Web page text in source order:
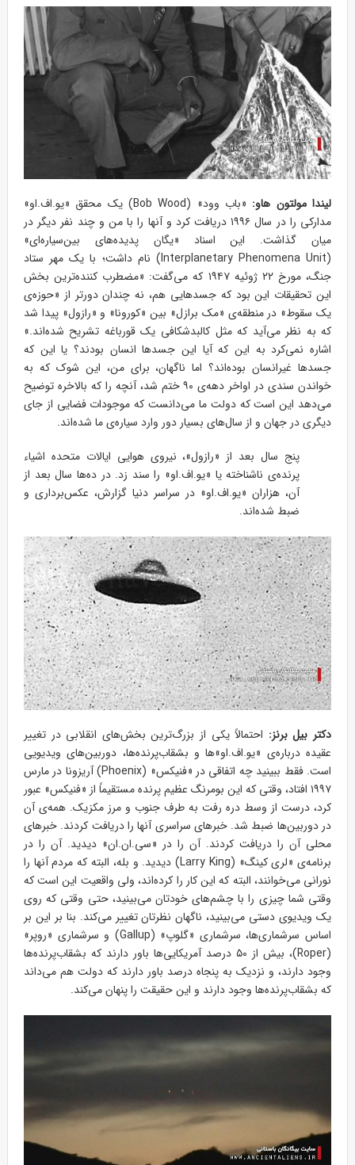
لیندا مولتون هاو:
«باب وود» (Bob Wood) یک محقق «یو.اف.او»
مدارکی را در سال ۱۹۹۶ دریافت کرد و آنها را با من و چند نفر دیگر در
میان گذاشت. این اسناد «یگان پدیده‌های بین‌سیاره‌ای»
(Interplanetary Phenomena Unit) نام داشت؛ با یک مهر ستاد
جنگ، مورخ ۲۲ ژوئیه ۱۹۴۷ که می‌گفت: «مضطرب کننده‌ترین بخش
این تحقیقات این بود که جسدهایی هم، نه چندان دورتر از «حوزه‌ی
یک سقوط» در منطقه‌ی «مک برازل» بین «کورونا» و «رازول» پیدا شد
که به نظر می‌آید که مثل کالبدشکافی یک قورباغه تشریح شده‌اند.»
اشاره نمی‌کرد به این که آیا این جسدها انسان بودند؟ یا این که
جسدها غیرانسان بوده‌اند؟ اما ناگهان، برای من، این شوک که به
خواندن سندی در اواخر دهه‌ی ۹۰ ختم شد، آنچه را که بالاخره توضیح
می‌دهد این است که دولت ما می‌دانست که موجودات فضایی از جای
دیگری در جهان و از سال‌های بسیار دور وارد سیاره‌ی ما شده‌اند.
پنج سال بعد از «رازول»، نیروی هوایی ایالات متحده اشیاء
پرنده‌ی ناشناخته یا «یو.اف.او» را سند زد. در ده‌ها سال بعد از
آن، هزاران «یو.اف.او» در سراسر دنیا گزارش، عکس‌برداری و
ضبط شده‌اند.
دکتر بیل برنز: احتمالاً یکی از بزرگ‌ترین بخش‌های انقلابی در تغییر
عقیده درباره‌ی «یو.اف.او»ها و بشقاب‌پرنده‌ها، دوربین‌های ویدیویی
است. فقط ببینید چه اتفاقی در «فنیکس» (Phoenix) آریزونا در مارس
۱۹۹۷ افتاد، وقتی که این بومرنگ عظیم پرنده مستقیماً از «فنیکس» عبور
کرد، درست از وسط دره رفت به طرف جنوب و مرز مکزیک. همه‌ی آن
در دوربین‌ها ضبط شد. خبرهای سراسری آنها را دریافت کردند. خبرهای
محلی آن را دریافت کردند. آن را در «سی.ان.ان» دیدید. آن را در
برنامه‌ی «لری کینگ» (Larry King) دیدید. و بله، البته که مردم آنها را
نورانی می‌خوانند، البته که این کار را کرده‌اند، ولی واقعیت این است که
وقتی شما چیزی را با چشم‌های خودتان می‌بینید، حتی وقتی که روی
یک ویدیوی دستی می‌بینید، ناگهان نظرتان تغییر می‌کند. بنا بر این بر
اساس سرشماری‌ها، سرشماری «گلوپ» (Gallup) و سرشماری «روپر»
(Roper)، بیش از ۵۰ درصد آمریکایی‌ها باور دارند که بشقاب‌پرنده‌ها
وجود دارند، و نزدیک به پنجاه درصد باور دارند که دولت هم می‌داند
که بشقاب‌پرنده‌ها وجود دارند و این حقیقت را پنهان می‌کند.